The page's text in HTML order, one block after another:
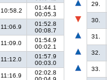
10:58.2
01:44.1
00:05.3
11:06.9
01:52.8
00:08.7
11:09.0
01:54.9
00:02.1
11:12.0
01:57.9
00:03.0
11:16.9
02:02.8
29.
30.
31.
32.
33.